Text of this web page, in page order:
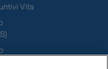
Vita